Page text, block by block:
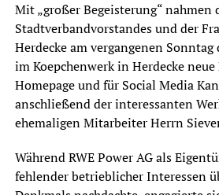
Mit „großer Begeisterung“ nahmen
Stadtverbandvorstandes und der
Herdecke am vergangenen
im Koepchenwerk in Herdecke
Homepage und für Social Media
anschließend der interessanten
ehemaligen Mitarbeiter Herrn
Während RWE Power AG als
fehlender betrieblicher Interessen